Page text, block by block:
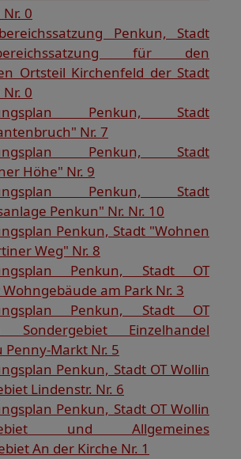
0
Penkun, Stadt
für den
Ortsteil Kirchenfeld der Stadt
0
Penkun, Stadt
Nr. 7
Penkun, Stadt
Höhe" Nr. 9
Penkun, Stadt
Penkun" Nr. Nr. 10
Penkun, Stadt "Wohnen
Weg" Nr. 8
Penkun, Stadt OT
Wohngebäude am Park Nr. 3
Penkun, Stadt OT
Sondergebiet Einzelhandel
Penny-Markt Nr. 5
Penkun, Stadt OT Wollin
Lindenstr. Nr. 6
Penkun, Stadt OT Wollin
und Allgemeines
An der Kirche Nr. 1